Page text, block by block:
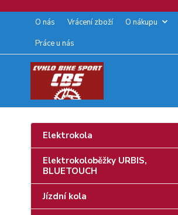
O nás Vrácení zboží O nákupu
Práce u nás
Elektrokola
Elektrokoloběžky URBIS,
BLUETOUCH
Jízdní kola